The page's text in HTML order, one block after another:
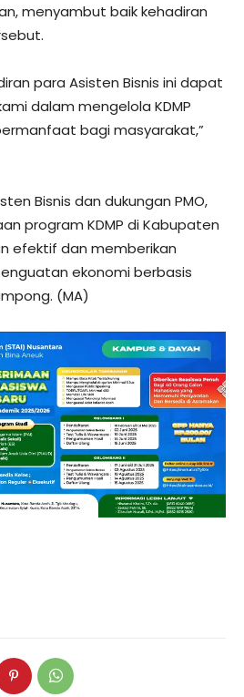
menyambut baik kehadiran
para Asisten Bisnis ini dapat
dalam mengelola KDMP
bagi masyarakat,”
Bisnis dan dukungan PMO,
program KDMP di Kabupaten
efektif dan memberikan
ekonomi berbasis
(MA)